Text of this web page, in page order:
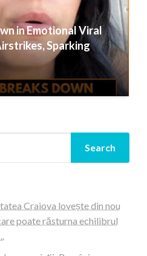
in Emotional Viral
Sparking
Search
Craiova lovește din nou
poate răsturna echilibrul